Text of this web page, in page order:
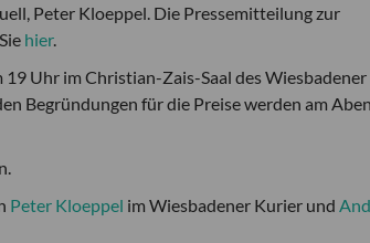
Peter Kloeppel. Die Pressemitteilung zur
hier.
Uhr im Christian-Zais-Saal des Wiesbadener
Begründungen für die Preise werden am
Peter Kloeppel im Wiesbadener Kurier und